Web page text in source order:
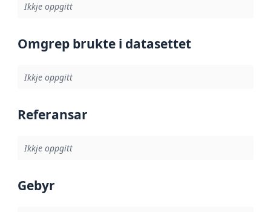
Ikkje oppgitt
Omgrep brukte i datasettet
Ikkje oppgitt
Referansar
Ikkje oppgitt
Gebyr